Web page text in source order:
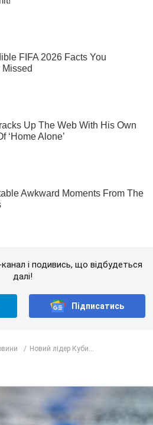
і подивись, що відбудеться
далі!
Підписатись
Новий лідер Куби...